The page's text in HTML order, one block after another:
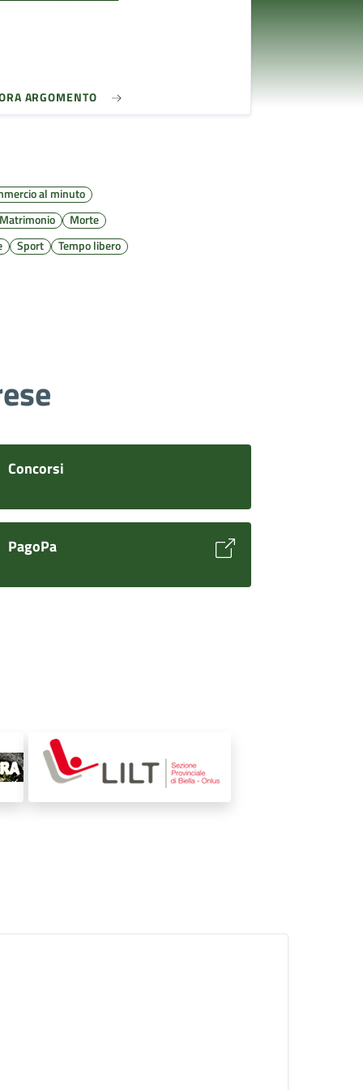
ARGOMENTO
al minuto
Matrimonio
Morte
Sport
Tempo libero
Concorsi
PagoPa